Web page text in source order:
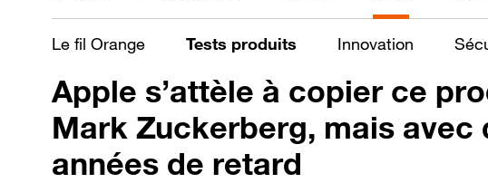
Le fil Orange Tests produits Innovation
Apple s’attèle à copier ce
Mark Zuckerberg, mais avec
années de retard